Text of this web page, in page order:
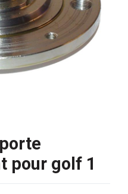
pour golf 1